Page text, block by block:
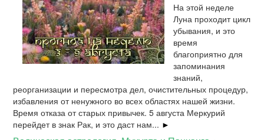
На этой неделе
Луна проходит цикл
убывания, и это
время
благоприятно для
запоминания
знаний,
реорганизации и пересмотра дел, очистительных процедур,
избавления от ненужного во всех областях нашей жизни.
Время отказа от старых привычек. 5 августа Меркурий
перейдет в знак Рак, и это даст нам... ►